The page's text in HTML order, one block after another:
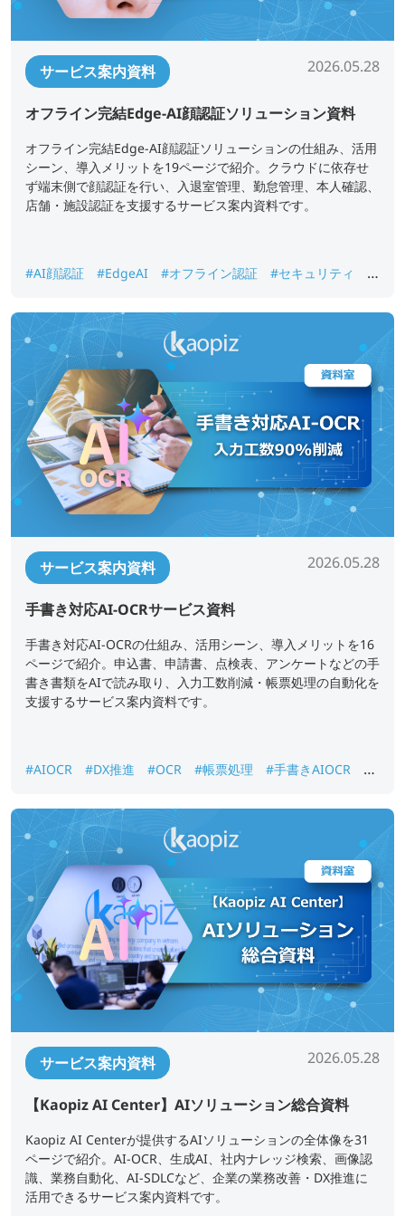
サービス案内資料 2026.05.28
オフライン完結Edge-AI顔認証ソリューション資料
オフライン完結Edge-AI顔認証ソリューションの仕組み、活用
シーン、導入メリットを19ページで紹介。クラウドに依存せ
ず端末側で顔認証を行い、入退室管理、勤怠管理、本人確認、
店舗・施設認証を支援するサービス案内資料です。
#AI顔認証 #EdgeAI #オフライン認証 #セキュリティ
#
サービス案内資料 2026.05.28
手書き対応AI-OCRサービス資料
手書き対応AI-OCRの仕組み、活用シーン、導入メリットを16
ページで紹介。申込書、申請書、点検表、アンケートなどの手
書き書類をAIで読み取り、入力工数削減・帳票処理の自動化を
支援するサービス案内資料です。
#AIOCR #DX推進 #OCR #帳票処理 #手書きAIOCR
#
サービス案内資料 2026.05.28
【Kaopiz AI Center】AIソリューション総合資料
Kaopiz AI Centerが提供するAIソリューションの全体像を31
ページで紹介。AI-OCR、生成AI、社内ナレッジ検索、画像認
識、業務自動化、AI-SDLCなど、企業の業務改善・DX推進に
活用できるサービス案内資料です。